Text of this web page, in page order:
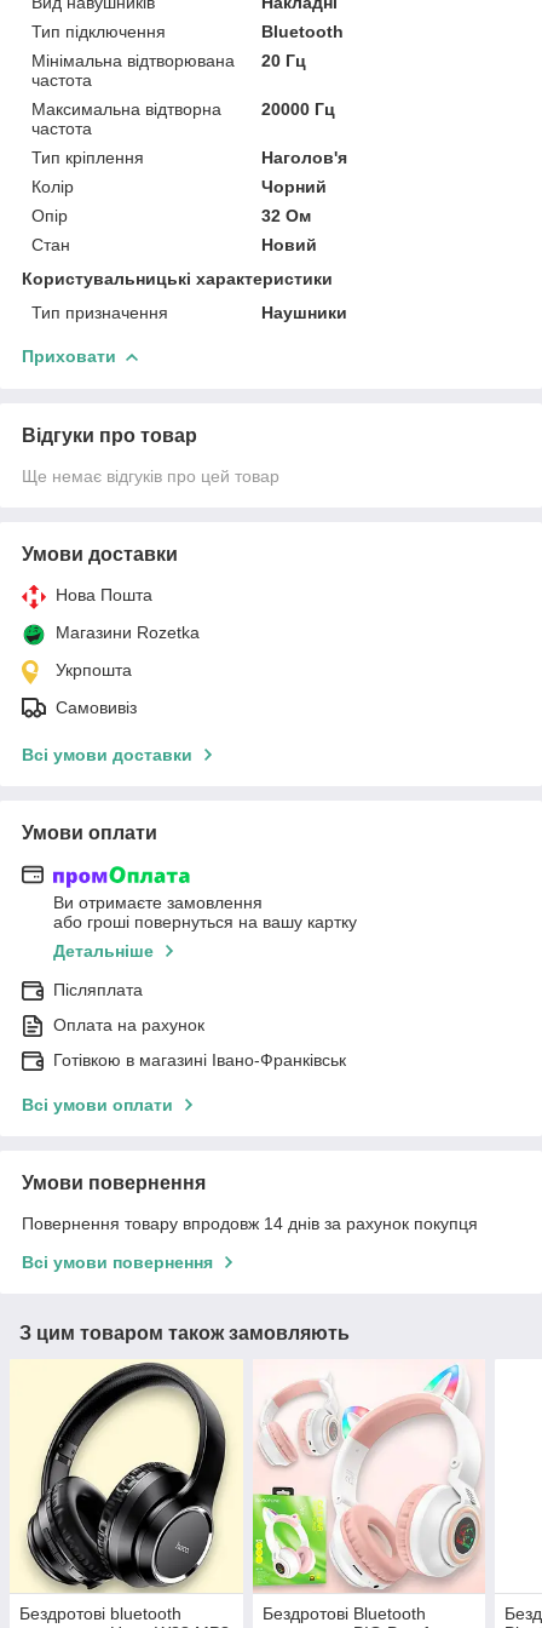
Тип підключення
Bluetooth
Мінімальна відтворювана
частота
20 Гц
Максимальна відтворна
частота
20000 Гц
Тип кріплення
Наголов'я
Колір
Чорний
Опір
32 Ом
Стан
Новий
Користувальницькі характеристики
Тип призначення
Наушники
Приховати
Відгуки про товар
Ще немає відгуків про цей товар
Умови доставки
Нова Пошта
Магазини Rozetka
Укрпошта
Самовивіз
Всі умови доставки
Умови оплати
Ви отримаєте замовлення
або гроші повернуться на вашу картку
Детальніше
Післяплата
Оплата на рахунок
Готівкою в магазині Івано-Франківськ
Всі умови оплати
Умови повернення
Повернення товару впродовж 14 днів за рахунок покупця
Всі умови повернення
З цим товаром також замовляють
Бездротові bluetooth
Бездротові Bluetooth